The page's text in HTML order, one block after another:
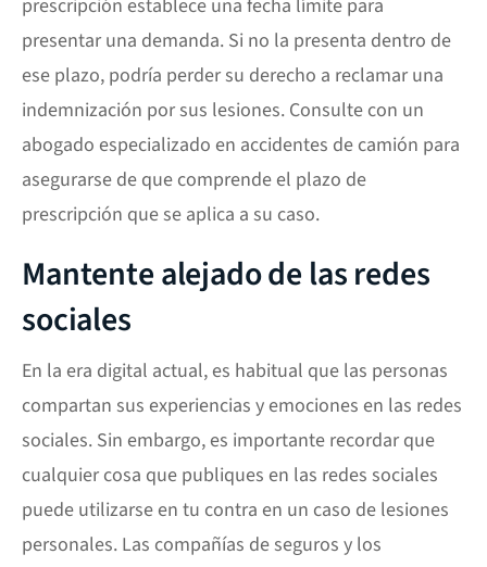
prescripción establece una fecha límite para
presentar una demanda. Si no la presenta dentro de
ese plazo, podría perder su derecho a reclamar una
indemnización por sus lesiones. Consulte con un
abogado especializado en accidentes de camión para
asegurarse de que comprende el plazo de
prescripción que se aplica a su caso.
Mantente alejado de las redes
sociales
En la era digital actual, es habitual que las personas
compartan sus experiencias y emociones en las redes
sociales. Sin embargo, es importante recordar que
cualquier cosa que publiques en las redes sociales
puede utilizarse en tu contra en un caso de lesiones
personales. Las compañías de seguros y los